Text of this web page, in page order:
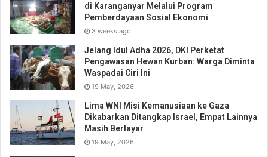
di Karanganyar Melalui Program
Pemberdayaan Sosial Ekonomi
3 weeks ago
Jelang Idul Adha 2026, DKI Perketat
Pengawasan Hewan Kurban: Warga Diminta
Waspadai Ciri Ini
19 May, 2026
Lima WNI Misi Kemanusiaan ke Gaza
Dikabarkan Ditangkap Israel, Empat Lainnya
Masih Berlayar
19 May, 2026